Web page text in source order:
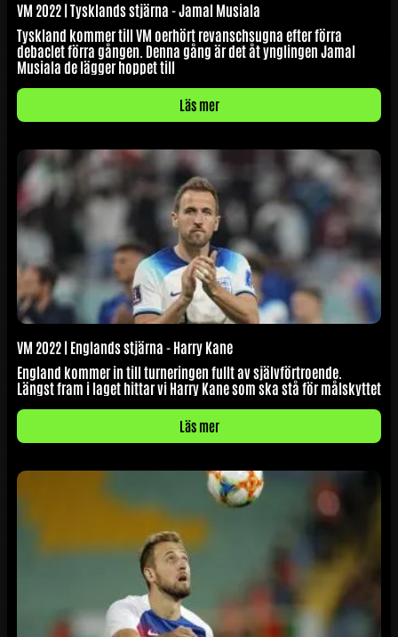
VM 2022 | Tysklands stjärna - Jamal Musiala
Tyskland kommer till VM oerhört revanschsugna efter förra
debaclet förra gången. Denna gång är det åt ynglingen Jamal
Musiala de lägger hoppet till
Läs mer
VM 2022 | Englands stjärna - Harry Kane
England kommer in till turneringen fullt av självförtroende.
Längst fram i laget hittar vi Harry Kane som ska stå för målskyttet
Läs mer